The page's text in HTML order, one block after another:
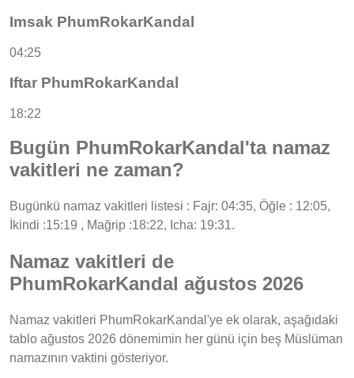
Imsak PhumRokarKandal
04:25
Iftar PhumRokarKandal
18:22
Bugün PhumRokarKandal'ta namaz
vakitleri ne zaman?
Bugünkü namaz vakitleri listesi : Fajr: 04:35, Öğle : 12:05,
İkindi :15:19 , Mağrip :18:22, Icha: 19:31.
Namaz vakitleri de
PhumRokarKandal ağustos 2026
Namaz vakitleri PhumRokarKandal'ye ek olarak, aşağıdaki
tablo ağustos 2026 dönemimin her günü için beş Müslüman
namazının vaktini gösteriyor.